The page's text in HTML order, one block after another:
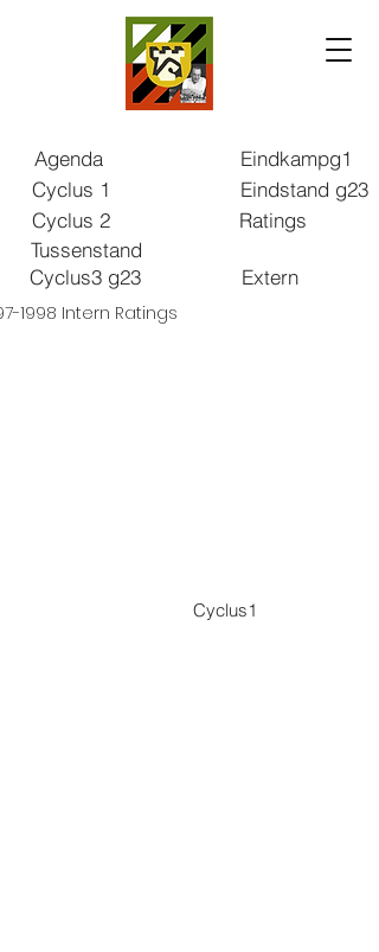
Agenda
Cyclus 1
Cyclus 2
Tussenstand
Cyclus3 g23
Eindkampg1
Eindstand g23
Ratings
Extern
1998 Intern Ratings
Cyclus1